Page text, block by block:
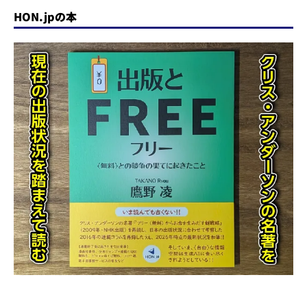
HON.jpの本